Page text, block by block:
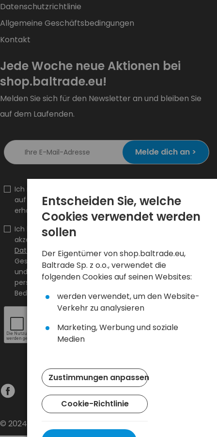
Datenschutzrichtlinie
Allgemeine Geschäftsbedingungen
Kontakt
Jede Woche neue Aktionen bei
shop.baltrade.eu!
Melden Sie sich für den Newsletter an und bleiben Sie
auf dem Laufenden.
Melde dich an >
Ich möchte Informationen über Neuheiten und Aktionen
auf hurt.com.pl an die angegebene E-Mail-Adresse
erhalten.
Ich bestätige, dass ich den Inhalt gelesen habe und ihn
akzeptiere.
Datenschutzrichtlinieund ich akzeptiere die Allgemeinen
Geschäftsbedingungen sowie die Datenschutzrichtlinie
und stimme der Verarbeitung meiner
personenbezogenen Daten zu den darin angegebenen
Bedingungen zu.
© 2024 Baltrade sp. z o.o. - Alle Rechte vorbehalten.
Entscheiden Sie, welche
Cookies verwendet werden
sollen
Der Eigentümer von shop.baltrade.eu,
Baltrade Sp. z o.o., verwendet die
folgenden Cookies auf seinen Websites:
werden verwendet, um den Website-
Verkehr zu analysieren
Marketing, Werbung und soziale
Medien
Zustimmungen anpassen
Cookie-Richtlinie